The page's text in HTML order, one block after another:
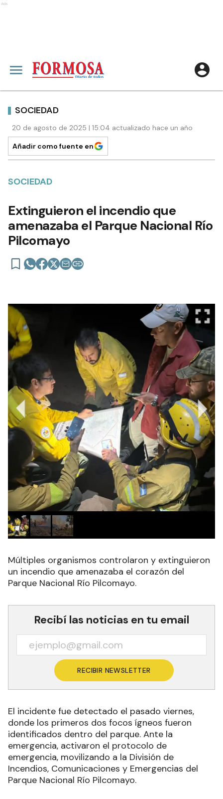
Ads
SOCIEDAD
20 de agosto de 2025 | 15:04 actualizado hace un año
Añadir como fuente en
SOCIEDAD
Extinguieron el incendio que
amenazaba el Parque Nacional Río
Pilcomayo
Múltiples organismos controlaron y extinguieron
un incendio que amenazaba el corazón del
Parque Nacional Río Pilcomayo.
Recibí las noticias en tu email
RECIBIR NEWSLETTER
El incidente fue detectado el pasado viernes,
donde los primeros dos focos ígneos fueron
identificados dentro del parque. Ante la
emergencia, activaron el protocolo de
emergencia, movilizando a la División de
Incendios, Comunicaciones y Emergencias del
Parque Nacional Río Pilcomayo.